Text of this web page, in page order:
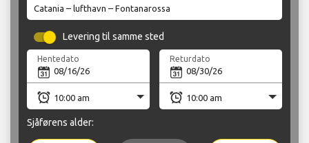
Levering til samme sted
Hentedato Returdato
Sjåførens alder: